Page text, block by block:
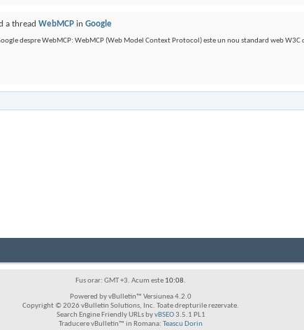
a thread WebMCP in Google
despre WebMCP: WebMCP (Web Model Context Protocol) este un nou standard web
Fus orar: GMT +3. Acum este 10:08.
Powered by vBulletin™ Versiunea 4.2.0
Copyright © 2026 vBulletin Solutions, Inc. Toate drepturile rezervate.
Search Engine Friendly URLs byvBSEO3.5.1 PL1
Traducere vBulletin™ in Romana: Teascu Dorin